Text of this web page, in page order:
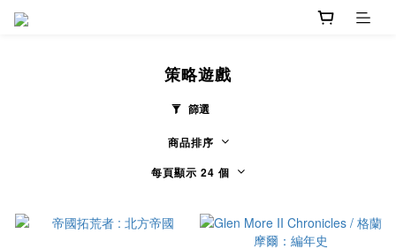
策略遊戲
篩選
商品排序
每頁顯示 24 個